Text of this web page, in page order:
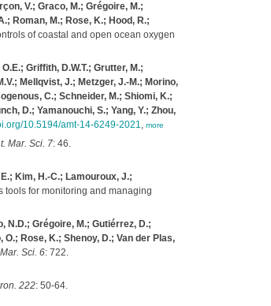
V.; Graco, M.; Grégoire, M.;
Roman, M.; Rose, K.; Hood, R.;
of coastal and open ocean oxygen
Griffith, D.W.T.; Grutter, M.;
Mellqvist, J.; Metzger, J.-M.; Morino,
C.; Schneider, M.; Shiomi, K.;
D.; Yamanouchi, S.; Yang, Y.; Zhou,
10.5194/amt-14-6249-2021, more
Mar. Sci. 7: 46.
Kim, H.-C.; Lamouroux, J.;
for monitoring and managing
N.D.; Grégoire, M.; Gutiérrez, D.;
Rose, K.; Shenoy, D.; Van der Plas,
Sci. 6: 722.
222: 50-64.